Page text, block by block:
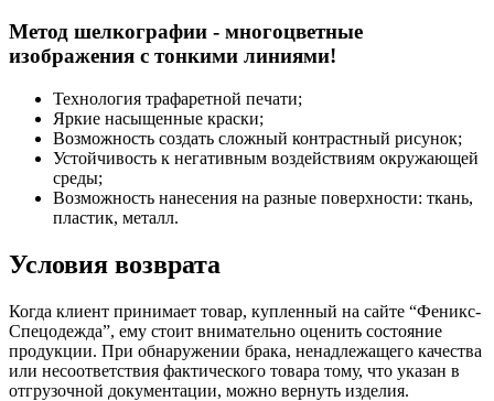
Метод шелкографии - многоцветные
изображения с тонкими линиями!
Технология трафаретной печати;
Яркие насыщенные краски;
Возможность создать сложный контрастный рисунок;
Устойчивость к негативным воздействиям окружающей
среды;
Возможность нанесения на разные поверхности: ткань,
пластик, металл.
Условия возврата
Когда клиент принимает товар, купленный на сайте “Феникс-
Спецодежда”, ему стоит внимательно оценить состояние
продукции. При обнаружении брака, ненадлежащего качества
или несоответствия фактического товара тому, что указан в
отгрузочной документации, можно вернуть изделия.